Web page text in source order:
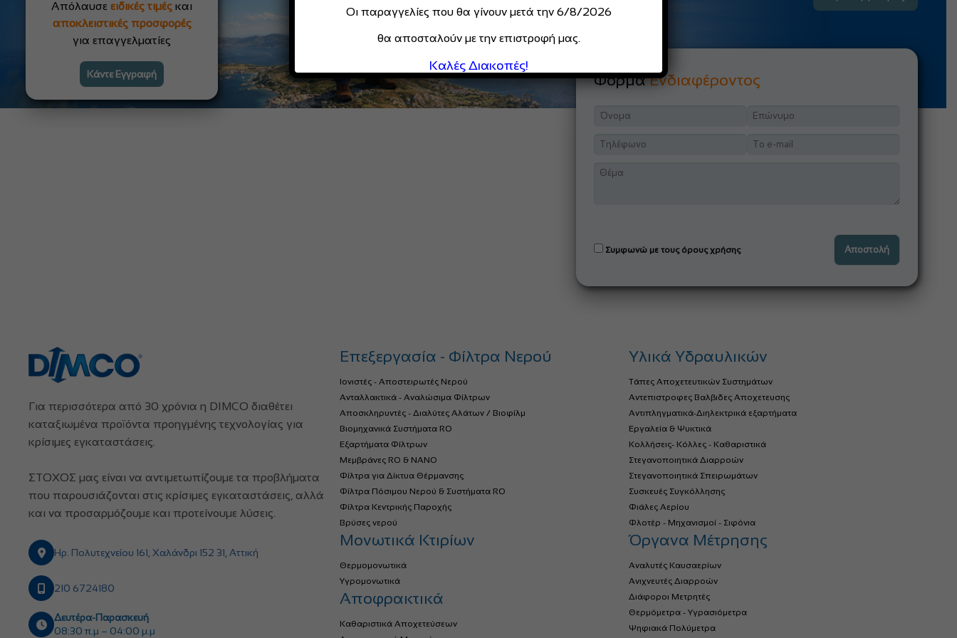
Απόλαυσε ειδικές τιμές και
αποκλειστικές προσφορές
για επαγγελματίες
Κάντε Εγγραφή ΦόρμαΕνδιαφέροντος
Συμφωνώ με τους όρους χρήσης
Για περισσότερα από 30 χρόνια η DIMCO διαθέτει
καταξιωμένα προϊόντα προηγμένης τεχνολογίας για
κρίσιμες εγκαταστάσεις.
ΣΤΟΧΟΣ μας είναι να αντιμετωπίζουμε τα προβλήματα
που παρουσιάζονται στις κρίσιμες εγκαταστάσεις, αλλά
και να προσαρμόζουμε και προτείνουμε λύσεις.
Ηρ. Πολυτεχνείου 161, Χαλάνδρι 152 31, Αττική
210 6724180
Δευτέρα-Παρασκευή
08:30 π.μ – 04:00 μ.μ
Επεξεργασία - Φίλτρα Νερού
Ιονιστές - Αποστειρωτές Νερού
Ανταλλακτικά - Αναλώσιμα Φίλτρων
Αποσκληρυντές - Διαλύτες Αλάτων / Βιοφίλμ
Βιομηχανικά Συστήματα RO
Εξαρτήματα Φίλτρων
Μεμβράνες RO & NANO
Φίλτρα για Δίκτυα Θέρμανσης
Φίλτρα Πόσιμου Νερού & Συστήματα RO
Φίλτρα Κεντρικής Παροχής
Βρύσες νερού
Μονωτικά Κτιρίων
Θερμομονωτικά
Υγρομονωτικά
Αποφρακτικά
Καθαριστικά Αποχετεύσεων
Υλικά Υδραυλικών
Τάπες Αποχετευτικών Συστημάτων
Αντεπιστροφες Βαλβιδες Αποχετευσης
Αντιπληγματικά-Διηλεκτρικά εξαρτήματα
Εργαλεία & Ψυκτικά
Κολλήσεις- Κόλλες - Καθαριστικά
Στεγανοποιητικά Διαρροών
Στεγανοποιητικά Σπειρωμάτων
Συσκευές Συγκόλλησης
Φιάλες Αερίου
Φλοτέρ - Μηχανισμοί - Σιφόνια
Όργανα Μέτρησης
Αναλυτές Καυσαερίων
Ανιχνευτές Διαρροών
Διάφοροι Μετρητές
Θερμόμετρα - Υγρασιόμετρα
Ψηφιακά Πολύμετρα
Οι παραγγελίες που θα γίνουν μετά την 6/8/2026
θα αποσταλούν με την επιστροφή μας.
Καλές Διακοπές!